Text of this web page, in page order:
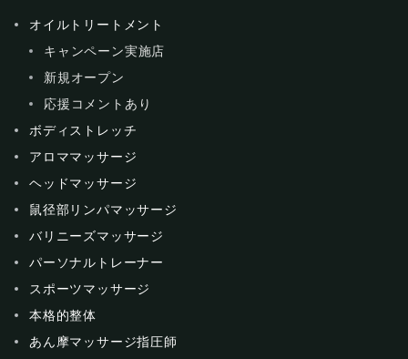
オイルトリートメント
キャンペーン実施店
新規オープン
応援コメントあり
ボディストレッチ
アロママッサージ
ヘッドマッサージ
鼠径部リンパマッサージ
バリニーズマッサージ
パーソナルトレーナー
スポーツマッサージ
本格的整体
あん摩マッサージ指圧師